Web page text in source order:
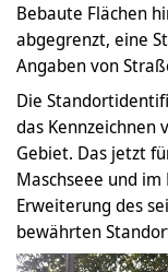
Bebaute Flächen
abgegrenzt, eine
Angaben von
Die
das
Gebiet. Das jetzt
Maschseee und
Erweiterung des
bewährten